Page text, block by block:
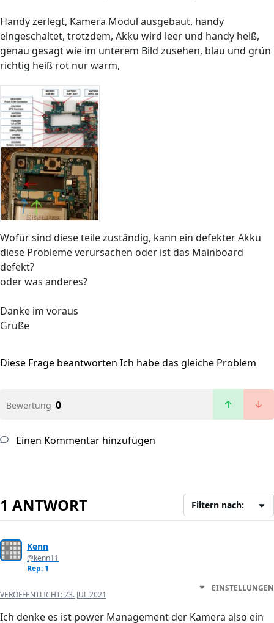
Handy zerlegt, Kamera Modul ausgebaut, handy
eingeschaltet, trotzdem, Akku wird leer und handy heiß,
genau gesagt wie im unterem Bild zusehen, blau und grün
richtig heiß rot nur warm,
Wofür sind diese teile zuständig, kann ein defekter Akku
diese Probleme verursachen oder ist das Mainboard
defekt?
oder was anderes?
Danke im voraus
Grüße
Diese Frage beantworten Ich habe das gleiche Problem
Bewertung 0
Einen Kommentar hinzufügen
1 ANTWORT Filtern nach:
Kenn
@kenn11
Rep: 1
VERÖFFENTLICHT:23. JUL 2021
EINSTELLUNGEN
Ich denke es ist power Management der Kamera also ein